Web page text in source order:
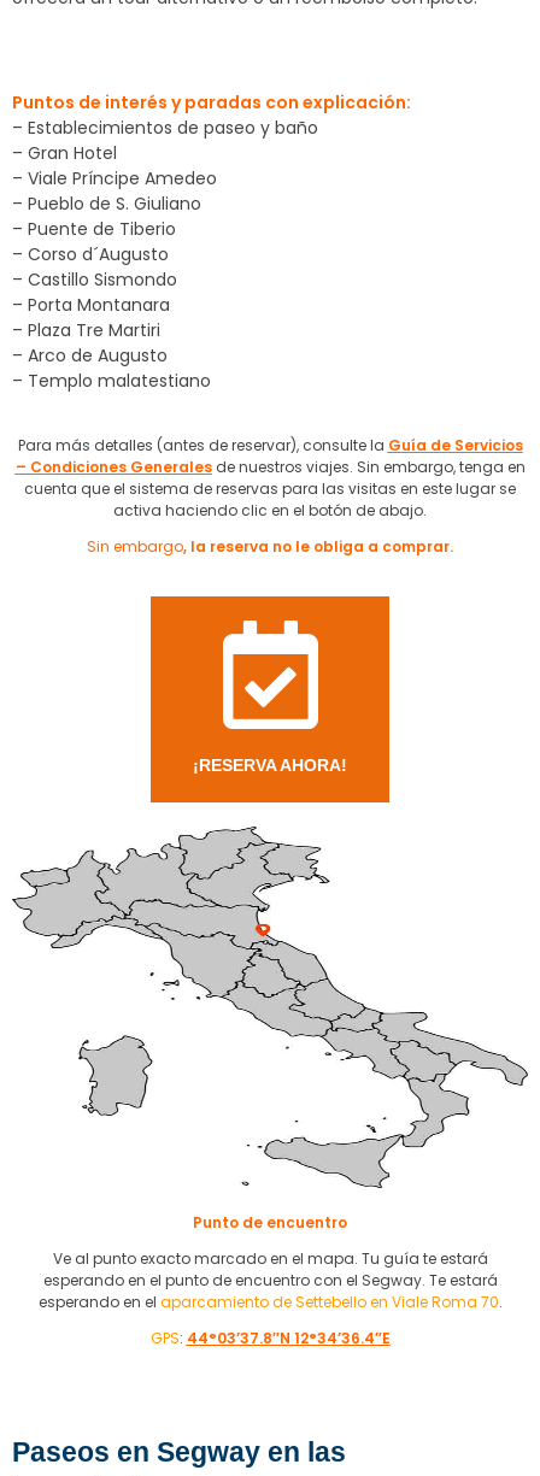
Puntos de interés y paradas con explicación:
– Establecimientos de paseo y baño
– Gran Hotel
– Viale Príncipe Amedeo
– Pueblo de S. Giuliano
– Puente de Tiberio
– Corso d´Augusto
– Castillo Sismondo
– Porta Montanara
– Plaza Tre Martiri
– Arco de Augusto
– Templo malatestiano
Para más detalles (antes de reservar), consulte la Guía de Servicios
– Condiciones Generalesde nuestros viajes. Sin embargo, tenga en
cuenta que el sistema de reservas para las visitas en este lugar se
activa haciendo clic en el botón de abajo.
Sin embargo, la reserva no le obliga a comprar.
¡RESERVA AHORA!
Punto de encuentro
Ve al punto exacto marcado en el mapa. Tu guía te estará
esperando en el punto de encuentro con el Segway. Te estará
esperando en el aparcamiento de Settebello en Viale Roma 70.
GPS: 44°03’37.8″N 12°34’36.4″E
Paseos en Segway en las